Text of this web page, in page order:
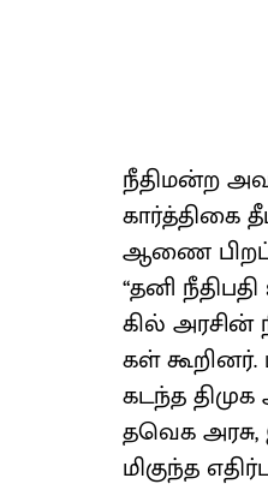
நீதி​மன்ற
கார்த்​திகை
ஆணை
‘‘தனி
கில் அரசின்
கள்
கடந்த
தவெக
மிகுந்த